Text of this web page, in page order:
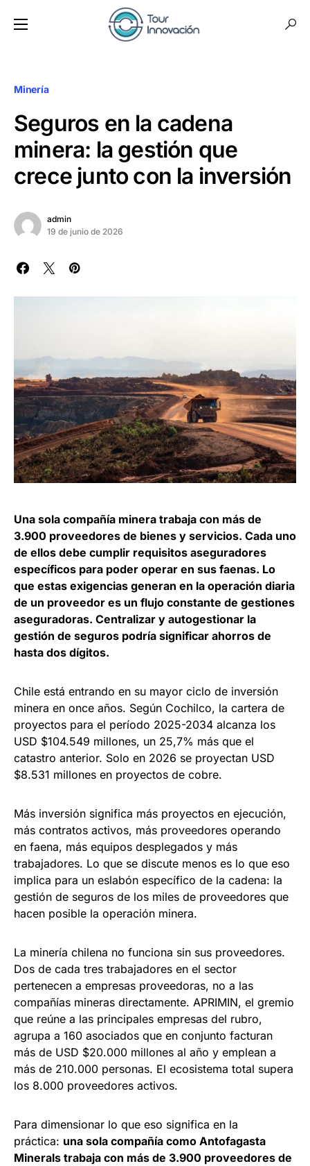
Minería
Seguros en la cadena
minera: la gestión que
crece junto con la inversión
admin
19 de junio de 2026
Una sola compañía minera trabaja con más de
3.900 proveedores de bienes y servicios. Cada uno
de ellos debe cumplir requisitos aseguradores
específicos para poder operar en sus faenas. Lo
que estas exigencias generan en la operación diaria
de un proveedor es un flujo constante de gestiones
aseguradoras. Centralizar y autogestionar la
gestión de seguros podría significar ahorros de
hasta dos dígitos.
Chile está entrando en su mayor ciclo de inversión
minera en once años. Según Cochilco, la cartera de
proyectos para el período 2025-2034 alcanza los
USD $104.549 millones, un 25,7% más que el
catastro anterior. Solo en 2026 se proyectan USD
$8.531 millones en proyectos de cobre.
Más inversión significa más proyectos en ejecución,
más contratos activos, más proveedores operando
en faena, más equipos desplegados y más
trabajadores. Lo que se discute menos es lo que eso
implica para un eslabón específico de la cadena: la
gestión de seguros de los miles de proveedores que
hacen posible la operación minera.
La minería chilena no funciona sin sus proveedores.
Dos de cada tres trabajadores en el sector
pertenecen a empresas proveedoras, no a las
compañías mineras directamente. APRIMIN, el gremio
que reúne a las principales empresas del rubro,
agrupa a 160 asociados que en conjunto facturan
más de USD $20.000 millones al año y emplean a
más de 210.000 personas. El ecosistema total supera
los 8.000 proveedores activos.
Para dimensionar lo que eso significa en la
práctica: una sola compañía como Antofagasta
Minerals trabaja con más de 3.900 proveedores de